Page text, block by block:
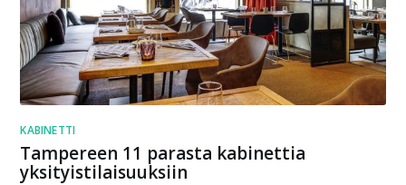
KABINETTI
Tampereen 11 parasta kabinettia
yksityistilaisuuksiin